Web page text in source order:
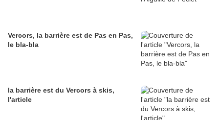
Vercors, la barrière est de Pas en Pas,
le bla-bla
la barrière est du Vercors à skis,
l'article